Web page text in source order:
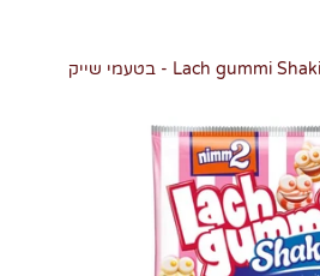
גומי nimm2 מגרמניה - Lach gummi Shakies - בטעמי שייק